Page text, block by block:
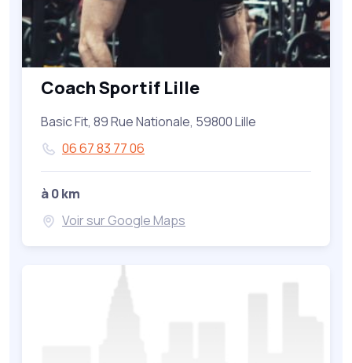
Coach Sportif Lille
Basic Fit, 89 Rue Nationale, 59800 Lille
06 67 83 77 06
à 0 km
Voir sur Google Maps